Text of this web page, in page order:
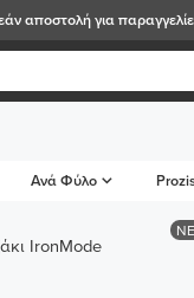
αποστολήγια
Ανά Φύλο
IronMode